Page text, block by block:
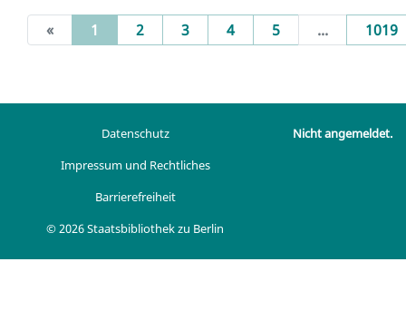
« 1 (current)
2 3 4 5 ... 1019
Datenschutz
Impressum und Rechtliches
Barrierefreiheit
© 2026 Staatsbibliothek zu Berlin
Nicht angemeldet.